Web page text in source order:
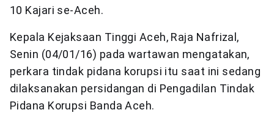
10 Kajari se-Aceh.
Kepala Kejaksaan Tinggi Aceh, Raja Nafrizal,
Senin (04/01/16) pada wartawan mengatakan,
perkara tindak pidana korupsi itu saat ini sedang
dilaksanakan persidangan di Pengadilan Tindak
Pidana Korupsi Banda Aceh.